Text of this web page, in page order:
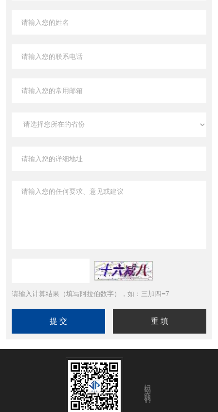
请输入计算结果（填写阿拉伯数字），如：三加四=7
扫码关注我们